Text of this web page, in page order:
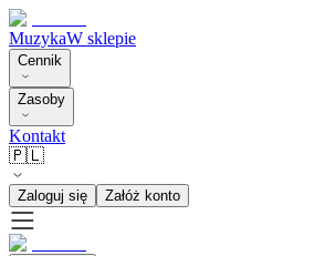
MuzykaW sklepie
Cennik
Zasoby
Kontakt
🇵🇱
Zaloguj się Załóż konto